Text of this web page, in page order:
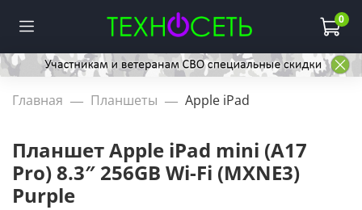
0
Главная Планшеты Apple iPad
Планшет Apple iPad mini (A17
Pro) 8.3″ 256GB Wi-Fi (MXNE3)
Purple